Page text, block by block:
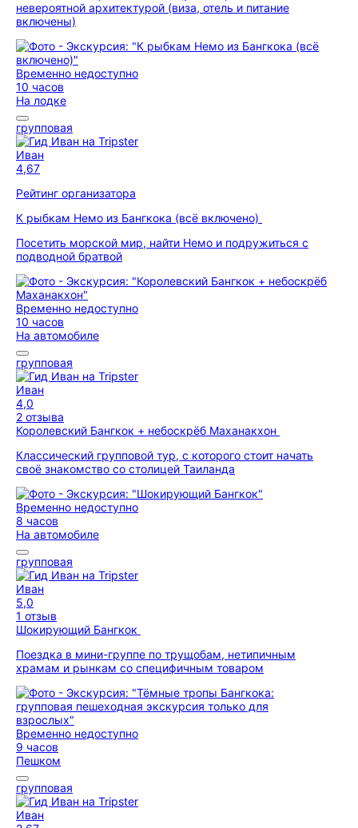
невероятной архитектурой (виза, отель и питание
включены)
Временно недоступно
10 часов
На лодке
групповая
Иван
4,67
Рейтинг организатора
К рыбкам Немо из Бангкока (всё включено)
Посетить морской мир, найти Немо и подружиться с
подводной братвой
Временно недоступно
10 часов
На автомобиле
групповая
Иван
4,0
2 отзыва
Королевский Бангкок + небоскрёб Маханакхон
Классический групповой тур, с которого стоит начать
своё знакомство со столицей Таиланда
Временно недоступно
8 часов
На автомобиле
групповая
Иван
5,0
1 отзыв
Шокирующий Бангкок
Поездка в мини-группе по трущобам, нетипичным
храмам и рынкам со специфичным товаром
Временно недоступно
9 часов
Пешком
групповая
Иван